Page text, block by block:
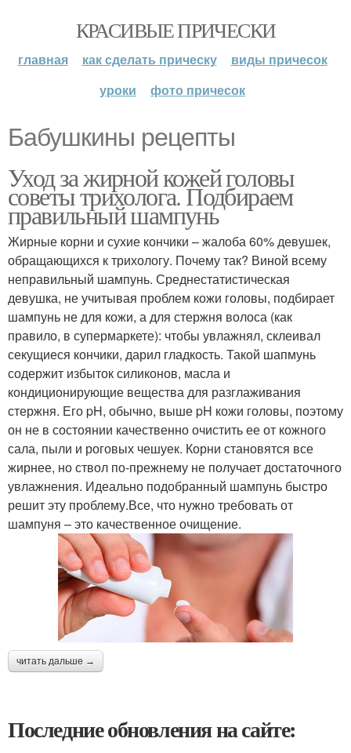
КРАСИВЫЕ ПРИЧЕСКИ
главная как сделать прическу
виды причесок
уроки
фото причесок
Бабушкины рецепты
Уход за жирной кожей головы
советы трихолога. Подбираем
правильный шампунь
Жирные корни и сухие кончики – жалоба 60% девушек,
обращающихся к трихологу. Почему так? Виной всему
неправильный шампунь. Среднестатистическая
девушка, не учитывая проблем кожи головы, подбирает
шампунь не для кожи, а для стержня волоса (как
правило, в супермаркете): чтобы увлажнял, склеивал
секущиеся кончики, дарил гладкость. Такой шапмунь
содержит избыток силиконов, масла и
кондиционирующие вещества для разглаживания
стержня. Его pH, обычно, выше pH кожи головы, поэтому
он не в состоянии качественно очистить ее от кожного
сала, пыли и роговых чешуек. Корни становятся все
жирнее, но ствол по-прежнему не получает достаточного
увлажнения. Идеально подобранный шампунь быстро
решит эту проблему.Все, что нужно требовать от
шампуня – это качественное очищение.
читать дальше →
Последние обновления на сайте: